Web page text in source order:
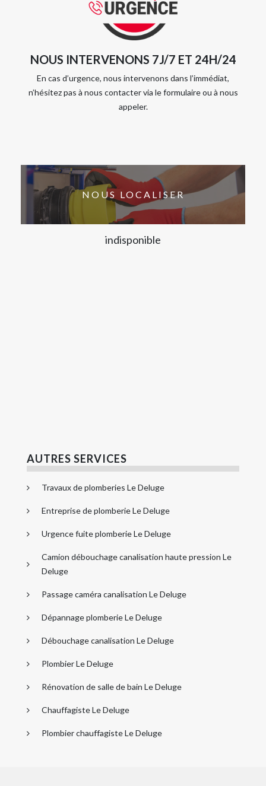
NOUS INTERVENONS 7J/7 ET 24H/24
En cas d’urgence, nous intervenons dans l’immédiat,
n’hésitez pas à nous contacter via le formulaire ou à nous
appeler.
NOUS LOCALISER
indisponible
AUTRES SERVICES
Travaux de plomberies Le Deluge
Entreprise de plomberie Le Deluge
Urgence fuite plomberie Le Deluge
Camion débouchage canalisation haute pression Le
Deluge
Passage caméra canalisation Le Deluge
Dépannage plomberie Le Deluge
Débouchage canalisation Le Deluge
Plombier Le Deluge
Rénovation de salle de bain Le Deluge
Chauffagiste Le Deluge
Plombier chauffagiste Le Deluge